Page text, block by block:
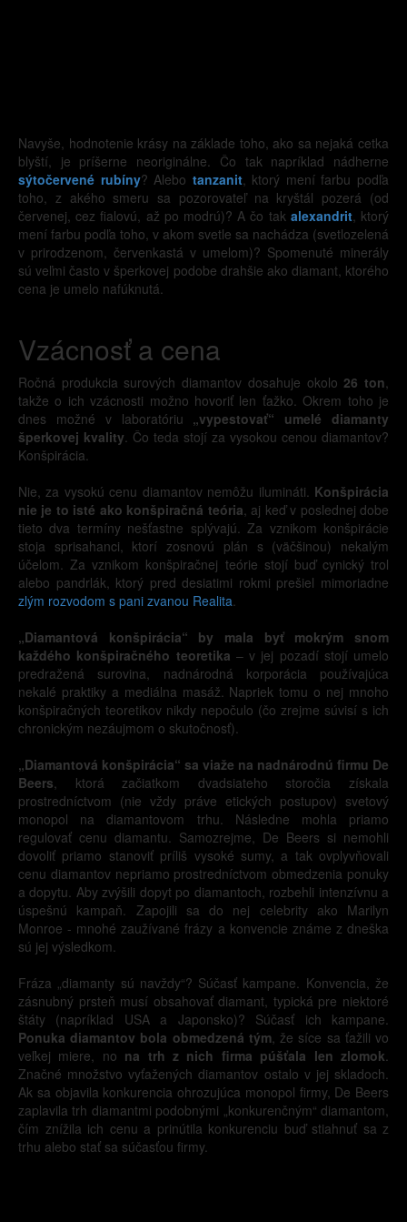
Navyše, hodnotenie krásy na základe toho, ako sa nejaká cetka
blyští, je príšerne neoriginálne. Čo tak napríklad nádherne
sýtočervené rubíny? Alebo tanzanit, ktorý mení farbu podľa
toho, z akého smeru sa pozorovateľ na kryštál pozerá (od
červenej, cez fialovú, až po modrú)? A čo tak alexandrit, ktorý
mení farbu podľa toho, v akom svetle sa nachádza (svetlozelená
v prirodzenom, červenkastá v umelom)? Spomenuté minerály
sú veľmi často v šperkovej podobe drahšie ako diamant, ktorého
cena je umelo nafúknutá.
Vzácnosť a cena
Ročná produkcia surových diamantov dosahuje okolo26 ton,
takže o ich vzácnosti možno hovoriť len ťažko. Okrem toho je
dnes možné v laboratóriu „vypestovať“ umelé diamanty
šperkovej kvality. Čo teda stojí za vysokou cenou diamantov?
Konšpirácia.
Nie, za vysokú cenu diamantov nemôžu ilumináti. Konšpirácia
nie je to isté ako konšpiračná teória, aj keď v poslednej dobe
tieto dva termíny nešťastne splývajú. Za vznikom konšpirácie
stoja sprisahanci, ktorí zosnovú plán s (väčšinou) nekalým
účelom. Za vznikom konšpiračnej teórie stojí buď cynický trol
alebo pandrlák, ktorý pred desiatimi rokmi prešiel mimoriadne
zlým rozvodom s pani zvanou Realita.
„Diamantová konšpirácia“ by mala byť mokrým snom
každého konšpiračného teoretika – v jej pozadí stojí umelo
predražená surovina, nadnárodná korporácia používajúca
nekalé praktiky a mediálna masáž. Napriek tomu o nej mnoho
konšpiračných teoretikov nikdy nepočulo (čo zrejme súvisí s ich
chronickým nezáujmom o skutočnosť).
„Diamantová konšpirácia“ sa viaže na nadnárodnú firmu De
Beers, ktorá začiatkom dvadsiateho storočia získala
prostredníctvom (nie vždy práve etických postupov) svetový
monopol na diamantovom trhu. Následne mohla priamo
regulovať cenu diamantu. Samozrejme, De Beers si nemohli
dovoliť priamo stanoviť príliš vysoké sumy, a tak ovplyvňovali
cenu diamantov nepriamo prostredníctvom obmedzenia ponuky
a dopytu. Aby zvýšili dopyt po diamantoch, rozbehli intenzívnu a
úspešnú kampaň. Zapojili sa do nej celebrity ako Marilyn
Monroe - mnohé zaužívané frázy a konvencie známe z dneška
sú jej výsledkom.
Fráza „diamanty sú navždy“? Súčasť kampane. Konvencia, že
zásnubný prsteň musí obsahovať diamant, typická pre niektoré
štáty (napríklad USA a Japonsko)? Súčasť ich kampane.
Ponuka diamantov bola obmedzená tým, že síce sa ťažili vo
veľkej miere, no na trh z nich firma púšťala len zlomok.
Značné množstvo vyťažených diamantov ostalo v jej skladoch.
Ak sa objavila konkurencia ohrozujúca monopol firmy, De Beers
zaplavila trh diamantmi podobnými „konkurenčným“ diamantom,
čím znížila ich cenu a prinútila konkurenciu buď stiahnuť sa z
trhu alebo stať sa súčasťou firmy.